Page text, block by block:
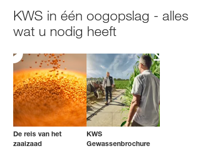
KWS in één oogopslag - alles
wat u nodig heeft
De reis van het
zaaizaad
KWS
Gewassenbrochure